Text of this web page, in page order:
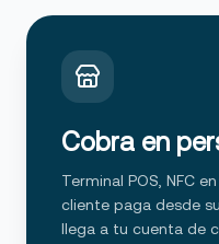
Cobra en
Terminal POS, NFC
cliente paga desde
llega a tu cuenta de